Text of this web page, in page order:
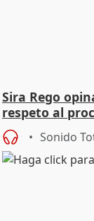
Sira Rego
respeto al
Sonido